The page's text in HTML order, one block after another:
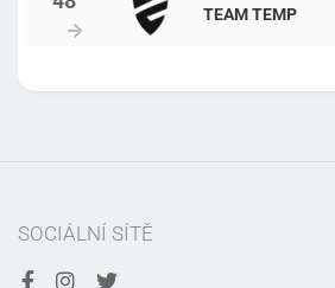
TEAM TEMP
SOCIÁLNÍ SÍTĚ